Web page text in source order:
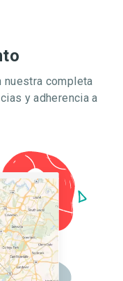
nuestra completa
y adherencia a